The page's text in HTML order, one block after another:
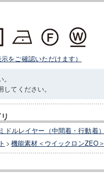
をご確認いただけます）
てください。
ミドルレイヤー（中間着・行動着）
> 機能素材＜ウイックロンZEO＞